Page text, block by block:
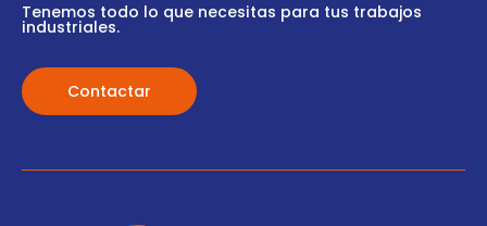
Tenemos todo lo que necesitas para tus trabajos
industriales.
Contactar